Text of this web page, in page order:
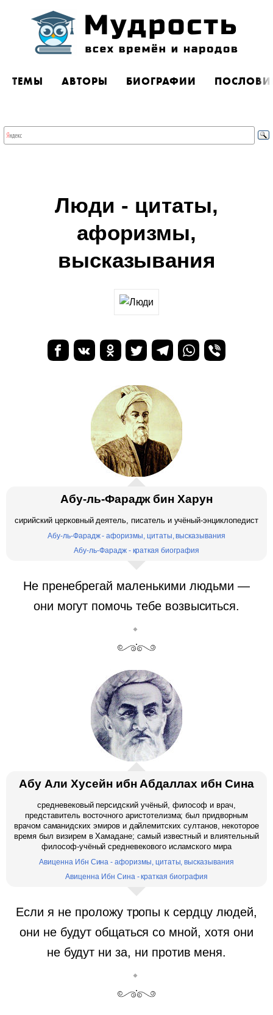
ТЕМЫ АВТОРЫ БИОГРАФИИ
Люди - цитаты,
афоризмы,
высказывания
Абу-ль-Фарадж бин Харун
сирийский церковный деятель, писатель и учёный-энциклопедист
Абу-ль-Фарадж - афоризмы, цитаты, высказывания
Абу-ль-Фарадж - краткая биография
Не пренебрегай маленькими людьми —
они могут помочь тебе возвыситься.
Абу Али Хусейн ибн Абдаллах ибн Сина
средневековый персидский учёный, философ и врач,
представитель восточного аристотелизма; был придворным
врачом саманидских эмиров и дайлемитских султанов, некоторое
время был визирем в Хамадане; самый известный и влиятельный
философ-учёный средневекового исламского мира
Авиценна Ибн Сина - афоризмы, цитаты, высказывания
Авиценна Ибн Сина - краткая биография
Если я не проложу тропы к сердцу людей,
они не будут общаться со мной, хотя они
не будут ни за, ни против меня.